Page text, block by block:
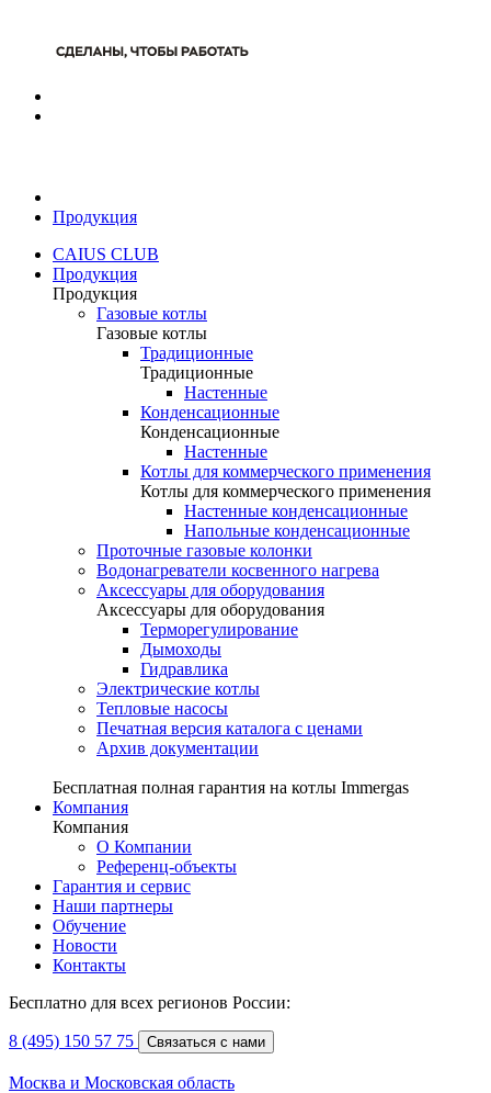
Продукция
CAIUS CLUB
Продукция
Продукция
Газовые котлы
Газовые котлы
Традиционные
Традиционные
Настенные
Конденсационные
Конденсационные
Настенные
Котлы для коммерческого применения
Котлы для коммерческого применения
Настенные конденсационные
Напольные конденсационные
Проточные газовые колонки
Водонагреватели косвенного нагрева
Аксессуары для оборудования
Аксессуары для оборудования
Терморегулирование
Дымоходы
Гидравлика
Электрические котлы
Тепловые насосы
Печатная версия каталога с ценами
Архив документации
Бесплатная полная гарантия на котлы Immergas
Компания
Компания
О Компании
Референц-объекты
Гарантия и сервис
Наши партнеры
Обучение
Новости
Контакты
Бесплатно для всех регионов России:
8 (495) 150 57 75 Связаться с нами
Москва и Московская область